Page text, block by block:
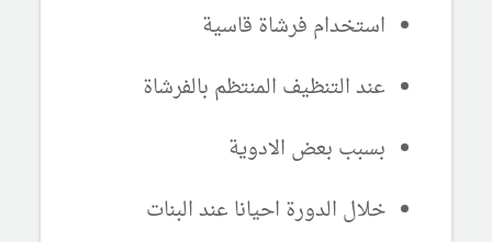
استخدام فرشاة قاسية
عند التنظيف المنتظم بالفرشاة
بسبب بعض الادوية
خلال الدورة احيانا عند البنات